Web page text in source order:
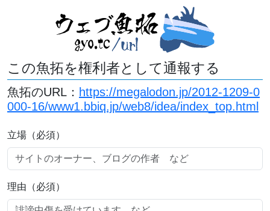
この魚拓を権利者として通報する
魚拓のURL： https://megalodon.jp/2012-1209-0
000-16/www1.bbiq.jp/web8/idea/index_top.html
立場（必須）
理由（必須）